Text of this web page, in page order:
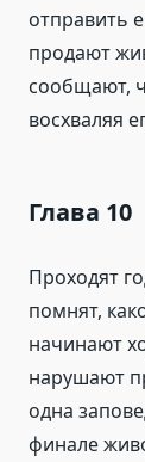
отправить
продают
сообщают,
восхваляя
Глава 10
Проходят
помнят,
начинают
нарушают
одна
финале